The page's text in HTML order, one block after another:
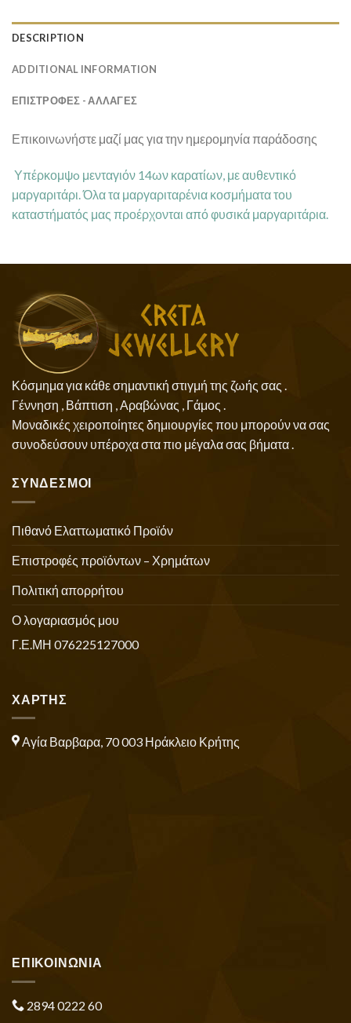
DESCRIPTION
ADDITIONAL INFORMATION
ΕΠΙΣΤΡΟΦΕΣ - ΑΛΛΑΓΕΣ
Επικοινωνήστε μαζί μας για την ημερομηνία παράδοσης
Υπέρκομψo μενταγιόν 14ων καρατίων, με αυθεντικό
μαργαριτάρι. Όλα τα μαργαριταρένια κοσμήματα του
καταστήματός μας προέρχονται από φυσικά μαργαριτάρια.
Κόσμημα για κάθε σημαντική στιγμή της ζωής σας .
Γέννηση , Βάπτιση , Αραβώνας , Γάμος .
Μοναδικές χειροποίητες δημιουργίες που μπορούν να σας
συνοδεύσουν υπέροχα στα πιο μέγαλα σας βήματα .
ΣΥΝΔΕΣΜΟΙ
Πιθανό Ελαττωματικό Προϊόν
Επιστροφές προϊόντων – Χρημάτων
Πολιτική απορρήτου
Ο λογαριασμός μου
Γ.Ε.ΜΗ 076225127000
ΧΑΡΤΗΣ
Αγία Βαρβαρα, 70 003 Ηράκλειο Κρήτης
ΕΠΙΚΟΙΝΩΝΙΑ
2894 0222 60